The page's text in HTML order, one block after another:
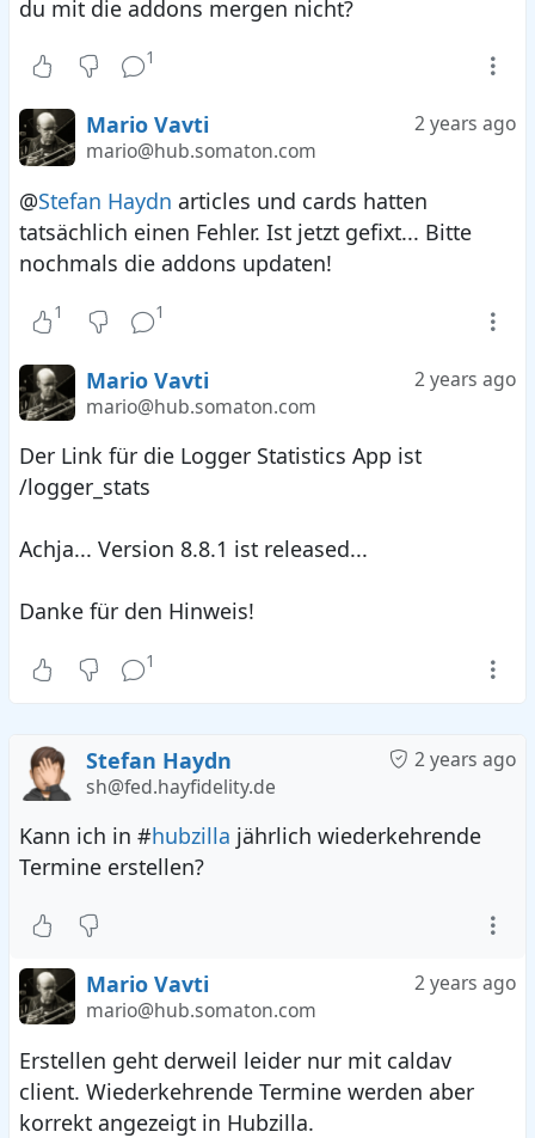
du mit die addons mergen nicht?
1
2 years ago
Mario Vavti
mario@hub.somaton.com
@Stefan Haydn articles und cards hatten
tatsächlich einen Fehler. Ist jetzt gefixt... Bitte
nochmals die addons updaten!
1 1
2 years ago
Mario Vavti
mario@hub.somaton.com
Der Link für die Logger Statistics App ist
/logger_stats
Achja... Version 8.8.1 ist released...
Danke für den Hinweis!
1
2 years ago
Stefan Haydn
sh@fed.hayfidelity.de
Kann ich in #hubzilla jährlich wiederkehrende
Termine erstellen?
2 years ago
Mario Vavti
mario@hub.somaton.com
Erstellen geht derweil leider nur mit caldav
client. Wiederkehrende Termine werden aber
korrekt angezeigt in Hubzilla.